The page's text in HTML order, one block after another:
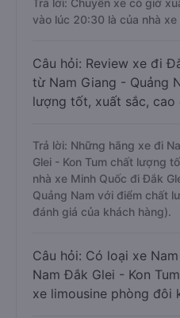
Trả lời: Chuyến xe có giờ
vào lúc 20:30 là của nhà xe
Câu hỏi: Review xe đi
từ Nam Giang - Quảng
lượng tốt, xuất sắc, cao
Trả lời: Những hãng xe đi
Glei - Kon Tum chất lượng
nhà xe Minh Quốc đi Đắk
Quảng Nam với điểm chất
đánh giá của khách hàng).
Câu hỏi: Có loại xe
Nam Đắk Glei - Kon
xe limousine phòng đôi